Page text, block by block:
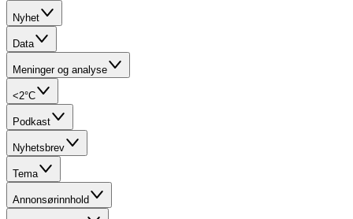
Nyhet
Data
Meninger og analyse
<2°C
Podkast
Nyhetsbrev
Tema
Annonsørinnhold